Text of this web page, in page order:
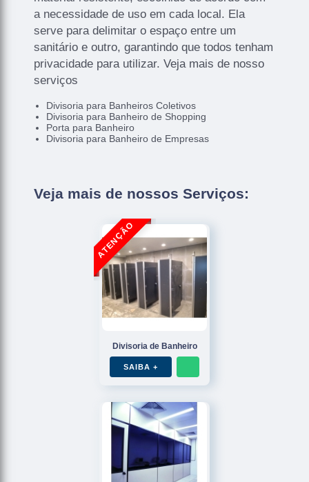
a necessidade de uso em cada local. Ela
serve para delimitar o espaço entre um
sanitário e outro, garantindo que todos tenham
privacidade para utilizar. Veja mais de nosso
serviços
Divisoria para Banheiros Coletivos
Divisoria para Banheiro de Shopping
Porta para Banheiro
Divisoria para Banheiro de Empresas
Veja mais de nossos Serviços:
Divisoria de Banheiro
SAIBA +